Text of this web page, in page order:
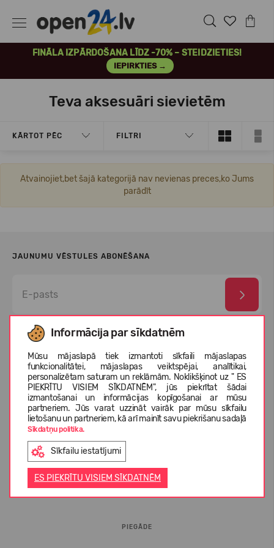
FINĀLA IZPĀRDOŠANA LĪDZ -70% – STEIDZIETIES!
IEPIRKTIES →
Informācija par sīkdatnēm
Mūsu mājaslapā tiek izmantoti sīkfaili mājaslapas
funkcionalitātei, mājaslapas veiktspējai, analītikai,
personalizētam saturam un reklāmām. Noklikšķinot uz " ES
PIEKRĪTU VISIEM SĪKDATNĒM", jūs piekrītat šādai
izmantošanai un informācijas kopīgošanai ar mūsu
partneriem. Jūs varat uzzināt vairāk par mūsu sīkfailu
lietošanu un partneriem, kā arī mainīt savu piekrišanu sadaļā
Sīkdatņu politika.
Sīkfailu iestatījumi
ES PIEKRĪTU VISIEM SĪKDATNĒM
Teva aksesuāri sievietēm
KĀRTOT PĒC FILTRI
Atvainojiet,bet šajā kategorijā nav nevienas preces,ko Jums
parādīt
JAUNUMU VĒSTULES ABONĒŠANA
Esmu izlasījis un piekrītu
datu aizsardzības noteikumi
INFORMĀCIJA PIRCĒJIEM
PIEGĀDE